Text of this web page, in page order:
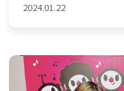
2024.01.22